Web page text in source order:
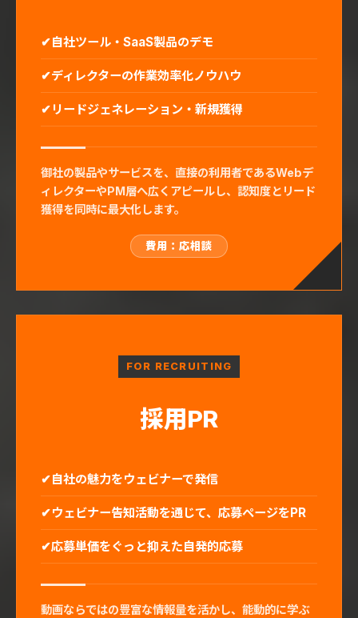
自社ツール・SaaS製品のデモ
ディレクターの作業効率化ノウハウ
リードジェネレーション・新規獲得
御社の製品やサービスを、直接の利用者であるWebデ
ィレクターやPM層へ広くアピールし、認知度とリード
獲得を同時に最大化します。
費用：応相談
FOR RECRUITING
採用PR
自社の魅力をウェビナーで発信
ウェビナー告知活動を通じて、応募ページをPR
応募単価をぐっと抑えた自発的応募
動画ならではの豊富な情報量を活かし、能動的に学ぶ